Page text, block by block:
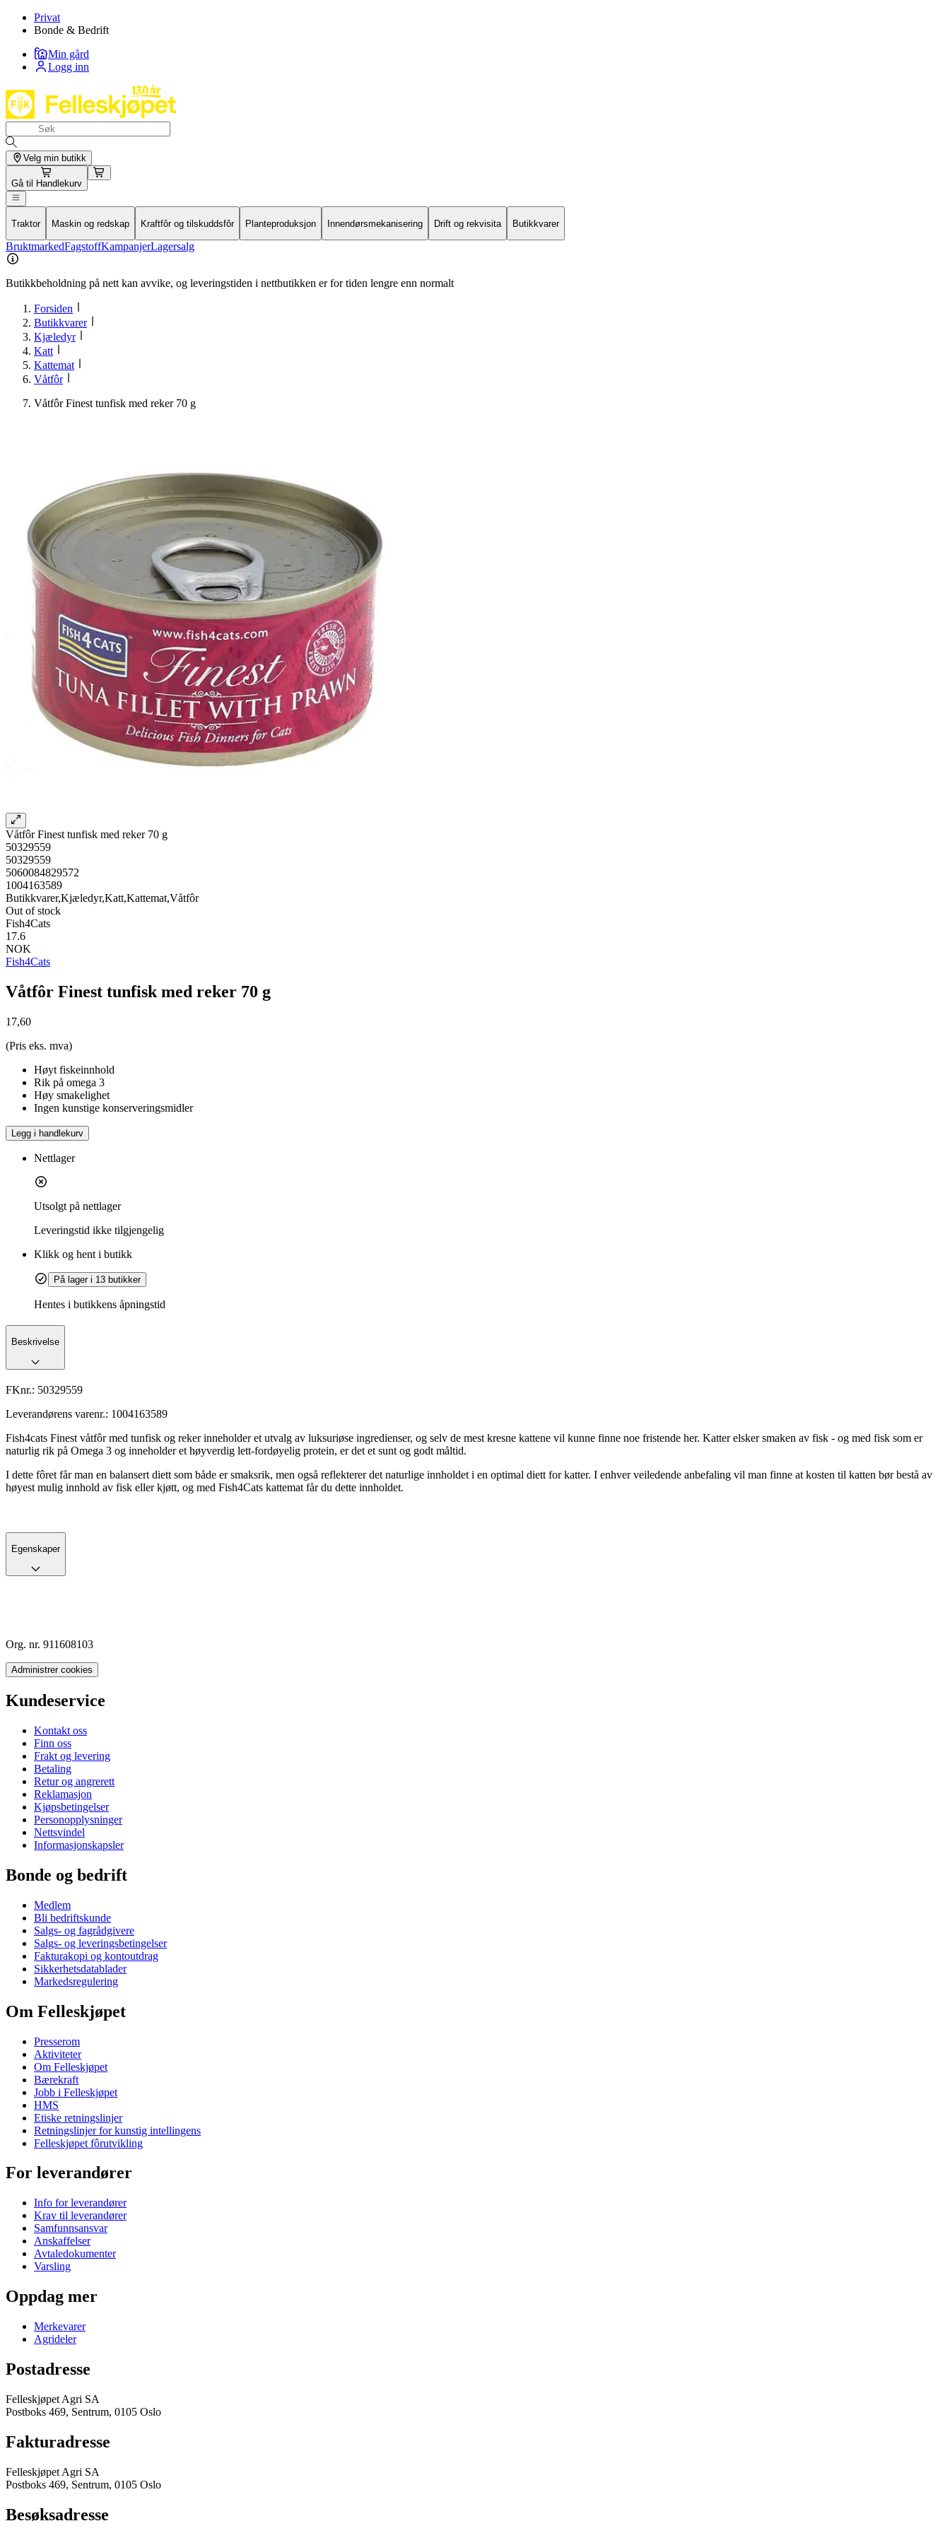
Privat
Bonde & Bedrift
Min gård
Logg inn
Velg min butikk
Gå til Handlekurv
Traktor Maskin og redskap Kraftfôr og tilskuddsfôr Planteproduksjon Innendørsmekanisering Drift og rekvisita Butikkvarer
BruktmarkedFagstoffKampanjerLagersalg
Butikkbeholdning på nett kan avvike, og leveringstiden i nettbutikken er for tiden lengre enn normalt
Forsiden
Butikkvarer
Kjæledyr
Katt
Kattemat
Våtfôr
Våtfôr Finest tunfisk med reker 70 g
Våtfôr Finest tunfisk med reker 70 g
50329559
50329559
5060084829572
1004163589
Butikkvarer,Kjæledyr,Katt,Kattemat,Våtfôr
Out of stock
Fish4Cats
17.6
NOK
Fish4Cats
Våtfôr Finest tunfisk med reker 70 g
17,60
(Pris eks. mva)
Høyt fiskeinnhold
Rik på omega 3
Høy smakelighet
Ingen kunstige konserveringsmidler
Legg i handlekurv
Nettlager
Utsolgt på nettlager
Leveringstid ikke tilgjengelig
Klikk og hent i butikk
På lager i 13 butikker
Hentes i butikkens åpningstid
Beskrivelse
FKnr.: 50329559
Leverandørens varenr.: 1004163589
Fish4cats Finest våtfôr med tunfisk og reker inneholder et utvalg av luksuriøse ingredienser, og selv de mest kresne kattene vil kunne finne noe fristende her. Katter elsker smaken av fisk - og med fisk som er
naturlig rik på Omega 3 og inneholder et høyverdig lett-fordøyelig protein, er det et sunt og godt måltid.
I dette fôret får man en balansert diett som både er smaksrik, men også reflekterer det naturlige innholdet i en optimal diett for katter. I enhver veiledende anbefaling vil man finne at kosten til katten bør bestå av
høyest mulig innhold av fisk eller kjøtt, og med Fish4Cats kattemat får du dette innholdet.
Egenskaper
Org. nr. 911608103
Administrer cookies
Kundeservice
Kontakt oss
Finn oss
Frakt og levering
Betaling
Retur og angrerett
Reklamasjon
Kjøpsbetingelser
Personopplysninger
Nettsvindel
Informasjonskapsler
Bonde og bedrift
Medlem
Bli bedriftskunde
Salgs- og fagrådgivere
Salgs- og leveringsbetingelser
Fakturakopi og kontoutdrag
Sikkerhetsdatablader
Markedsregulering
Om Felleskjøpet
Presserom
Aktiviteter
Om Felleskjøpet
Bærekraft
Jobb i Felleskjøpet
HMS
Etiske retningslinjer
Retningslinjer for kunstig intellingens
Felleskjøpet fôrutvikling
For leverandører
Info for leverandører
Krav til leverandører
Samfunnsansvar
Anskaffelser
Avtaledokumenter
Varsling
Oppdag mer
Merkevarer
Agrideler
Postadresse
Felleskjøpet Agri SA
Postboks 469, Sentrum, 0105 Oslo
Fakturadresse
Felleskjøpet Agri SA
Postboks 469, Sentrum, 0105 Oslo
Besøksadresse